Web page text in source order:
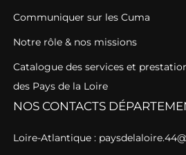
Communiquer sur les Cuma
Notre rôle & nos missions
Catalogue des services et
des Pays de la Loire
NOS CONTACTS
Loire-Atlantique :